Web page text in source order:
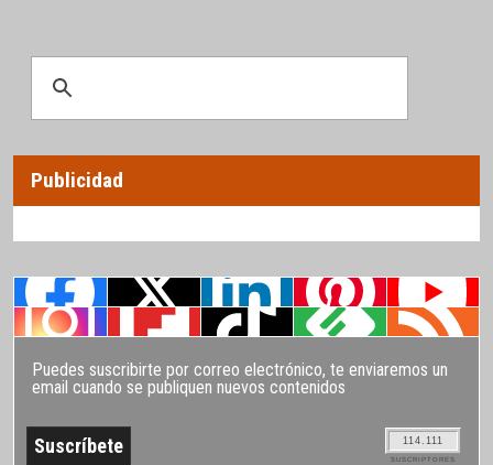
Publicidad
Puedes suscribirte por correo electrónico, te enviaremos un
email cuando se publiquen nuevos contenidos
114.111
SUSCRIPTORES